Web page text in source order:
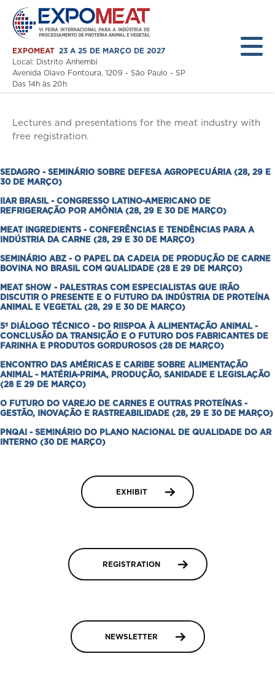
EXPOMEAT 23 A 25 DE MARÇO DE 2027
Local: Distrito Anhembi
Avenida Olavo Fontoura, 1209 - São Paulo - SP
Das 14h às 20h
Programação
Notícias
Área Restrita
Contato
Credenciamento
Prêmio Carne Forte
Lectures
Lectures and presentations for the meat industry with
free registration.
SEDAGRO - SEMINÁRIO SOBRE DEFESA AGROPECUÁRIA (28, 29 E
30 DE MARÇO)
IIAR BRASIL - CONGRESSO LATINO-AMERICANO DE
REFRIGERAÇÃO POR AMÔNIA (28, 29 E 30 DE MARÇO)
MEAT INGREDIENTS - CONFERÊNCIAS E TENDÊNCIAS PARA A
INDÚSTRIA DA CARNE (28, 29 E 30 DE MARÇO)
SEMINÁRIO ABZ - O PAPEL DA CADEIA DE PRODUÇÃO DE CARNE
BOVINA NO BRASIL COM QUALIDADE (28 E 29 DE MARÇO)
MEAT SHOW - PALESTRAS COM ESPECIALISTAS QUE IRÃO
DISCUTIR O PRESENTE E O FUTURO DA INDÚSTRIA DE PROTEÍNA
ANIMAL E VEGETAL (28, 29 E 30 DE MARÇO)
5º DIÁLOGO TÉCNICO - DO RIISPOA À ALIMENTAÇÃO ANIMAL -
CONCLUSÃO DA TRANSIÇÃO E O FUTURO DOS FABRICANTES DE
FARINHA E PRODUTOS GORDUROSOS (28 DE MARÇO)
ENCONTRO DAS AMÉRICAS E CARIBE SOBRE ALIMENTAÇÃO
ANIMAL - MATÉRIA-PRIMA, PRODUÇÃO, SANIDADE E LEGISLAÇÃO
(28 E 29 DE MARÇO)
O FUTURO DO VAREJO DE CARNES E OUTRAS PROTEÍNAS -
GESTÃO, INOVAÇÃO E RASTREABILIDADE (28, 29 E 30 DE MARÇO)
PNQAI - SEMINÁRIO DO PLANO NACIONAL DE QUALIDADE DO AR
INTERNO (30 DE MARÇO)
EXHIBIT
REGISTRATION
NEWSLETTER